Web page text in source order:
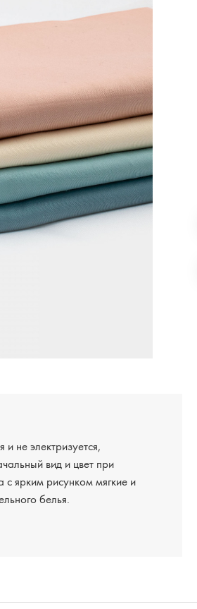
не электризуется,
вид и цвет при
ярким рисунком мягкие и
белья.